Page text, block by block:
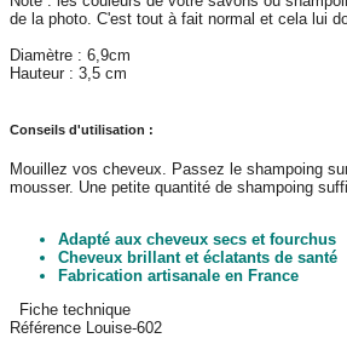
de la photo. C'est tout à fait normal et cela lui
Diamètre : 6,9cm
Hauteur : 3,5 cm
Conseils d'utilisation :
Mouillez vos cheveux. Passez le shampoing
mousser. Une petite quantité de shampoing
Adapté aux cheveux secs et fourchus
Cheveux brillant et éclatants de santé
Fabrication artisanale en France
Fiche technique
Référence Louise-602